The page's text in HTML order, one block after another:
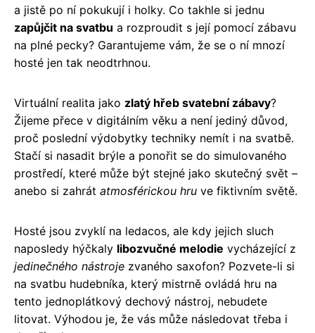
a jistě po ní pokukují i holky. Co takhle si jednu
zapůjčit na svatbu a rozproudit s její pomocí zábavu
na plné pecky? Garantujeme vám, že se o ní mnozí
hosté jen tak neodtrhnou.
Virtuální realita jako zlatý hřeb svatební zábavy?
Žijeme přece v digitálním věku a není jediný důvod,
proč poslední výdobytky techniky nemít i na svatbě.
Stačí si nasadit brýle a ponořit se do simulovaného
prostředí, které může být stejné jako skutečný svět –
anebo si zahrát atmosférickou hru ve fiktivním světě.
Hosté jsou zvyklí na ledacos, ale kdy jejich sluch
naposledy hýčkaly libozvučné melodie vycházející z
jedinečného nástroje zvaného saxofon? Pozvete-li si
na svatbu hudebníka, který mistrně ovládá hru na
tento jednoplátkový dechový nástroj, nebudete
litovat. Výhodou je, že vás může následovat třeba i